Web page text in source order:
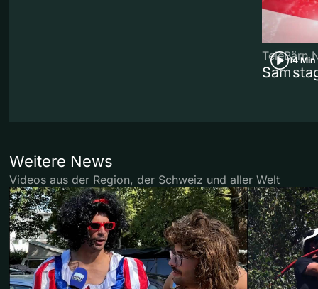
14 Min
TeleBärn
Weitere News
Videos aus der Region, der Schweiz und aller Welt